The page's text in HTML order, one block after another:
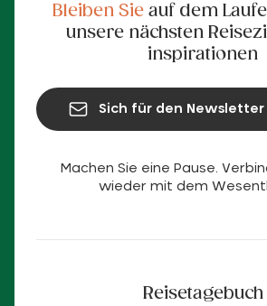
Machen Sie eine Pause.
wieder mit dem
Reisetagebuch
Bleiben Sieauf dem
unsere nächsten
inspirationen
Sich für den